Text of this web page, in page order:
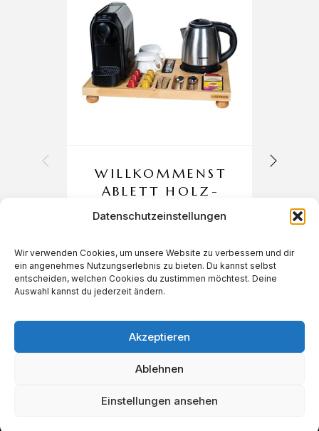
Datenschutzeinstellungen
Wir verwenden Cookies, um unsere Website zu verbessern und dir
ein angenehmes Nutzungserlebnis zu bieten. Du kannst selbst
entscheiden, welchen Cookies du zustimmen möchtest. Deine
Auswahl kannst du jederzeit ändern.
Akzeptieren
Ablehnen
Einstellungen ansehen
WILLKOMMENST
ABLETT HOLZ-
GROSS
€41,00